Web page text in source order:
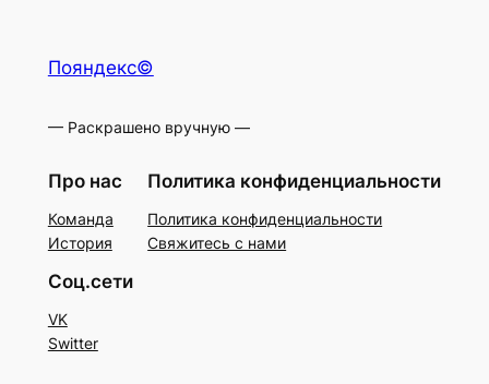
Пояндекс©
— Раскрашено вручную —
Про нас
Команда
История
Политика конфиденциальности
Политика конфиденциальности
Свяжитесь с нами
Соц.сети
VK
Switter